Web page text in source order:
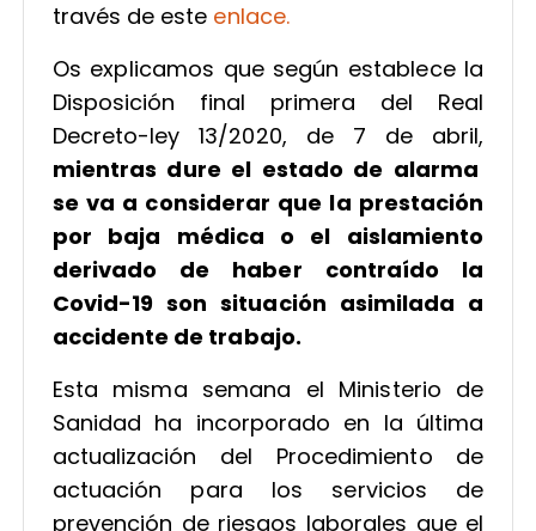
través de este enlace.
Os explicamos que según establece la
Disposición final primera del Real
Decreto-ley 13/2020, de 7 de abril,
mientras dure el estado de alarma
se va a considerar que la prestación
por baja médica o el aislamiento
derivado de haber contraído la
Covid-19 son situación asimilada a
accidente de trabajo.
Esta misma semana el Ministerio de
Sanidad ha incorporado en la última
actualización del Procedimiento de
actuación para los servicios de
prevención de riesgos laborales que el